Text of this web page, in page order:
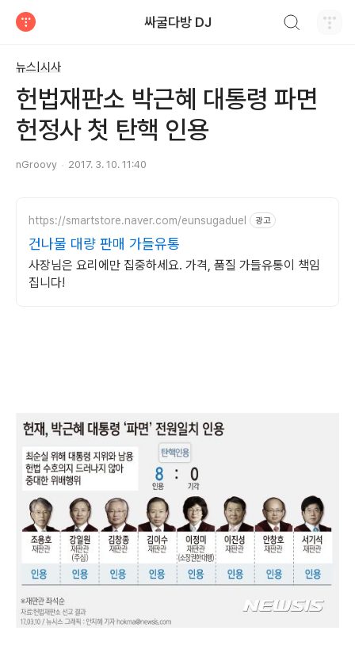
싸굴다방 DJ
뉴스|시사
헌법재판소 박근혜 대통령 파면
헌정사 첫 탄핵 인용
nGroovy 2017. 3. 10. 11:40
https://smartstore.naver.com/eunsugaduel 광고
건나물 대량 판매 가들유통
사장님은 요리에만 집중하세요. 가격, 품질 가들유통이 책임
집니다!